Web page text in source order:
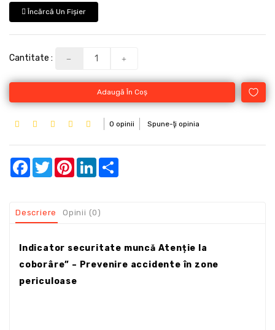
Încărcă Un Fişier
Cantitate :
Adaugă În Coş
0 opinii Spune-ţi opinia
Facebook
TwitterPinterestLinkedIn
Descriere Opinii (0)
Indicator securitate muncă Atenție la
coborâre” – Prevenire accidente în zone
periculoase